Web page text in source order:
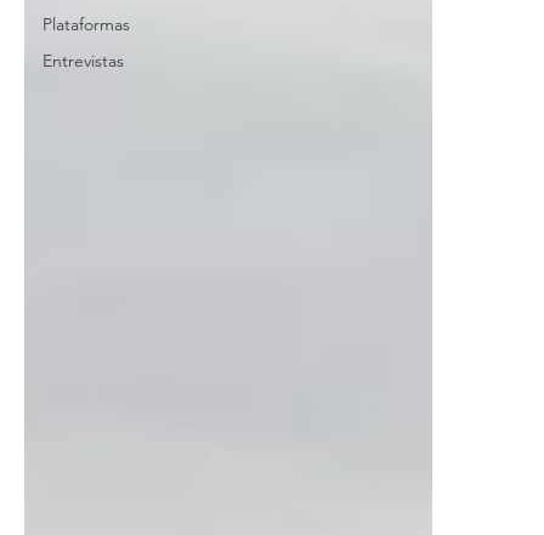
Plataformas
Entrevistas